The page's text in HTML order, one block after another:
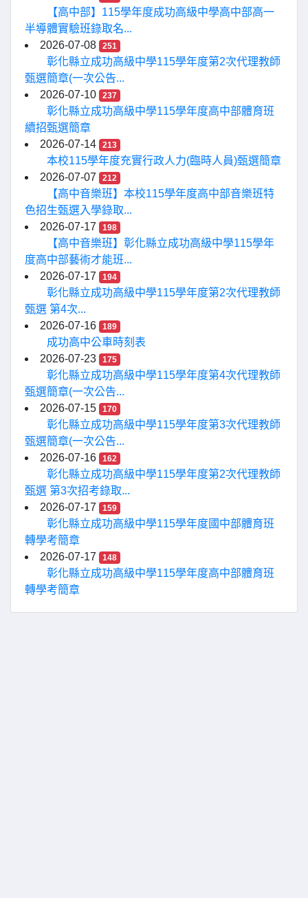
【高中部】115學年度成功高級中學高中部高一
半導體實驗班錄取名...
2026-07-08
251
彰化縣立成功高級中學115學年度第2次代理教師
甄選簡章(一次公告...
2026-07-10
237
彰化縣立成功高級中學115學年度高中部體育班
續招甄選簡章
2026-07-14
213
本校115學年度充實行政人力(臨時人員)甄選簡章
2026-07-07
212
【高中音樂班】本校115學年度高中部音樂班特
色招生甄選入學錄取...
2026-07-17
198
【高中音樂班】彰化縣立成功高級中學115學年
度高中部藝術才能班...
2026-07-17
194
彰化縣立成功高級中學115學年度第2次代理教師
甄選 第4次...
2026-07-16
189
成功高中公車時刻表
2026-07-23
175
彰化縣立成功高級中學115學年度第4次代理教師
甄選簡章(一次公告...
2026-07-15
170
彰化縣立成功高級中學115學年度第3次代理教師
甄選簡章(一次公告...
2026-07-16
162
彰化縣立成功高級中學115學年度第2次代理教師
甄選 第3次招考錄取...
2026-07-17
159
彰化縣立成功高級中學115學年度國中部體育班
轉學考簡章
2026-07-17
148
彰化縣立成功高級中學115學年度高中部體育班
轉學考簡章